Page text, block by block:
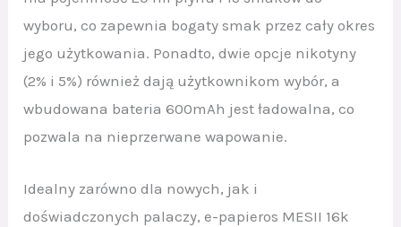
wyboru, co zapewnia bogaty smak przez cały okres
jego użytkowania. Ponadto, dwie opcje nikotyny
(2% i 5%) również dają użytkownikom wybór, a
wbudowana bateria 600mAh jest ładowalna, co
pozwala na nieprzerwane wapowanie.
Idealny zarówno dla nowych, jak i
doświadczonych palaczy, e-papieros MESII 16k